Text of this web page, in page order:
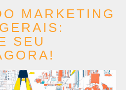
MARKETING
SEU